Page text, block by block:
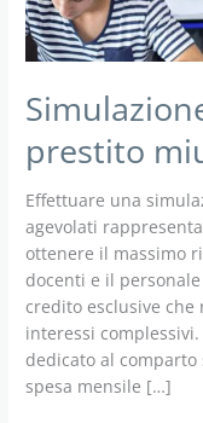
prestito
Effettuare una
agevolati
ottenere il massimo
docenti e il
credito esclusive
interessi
dedicato al
spesa mensile […]